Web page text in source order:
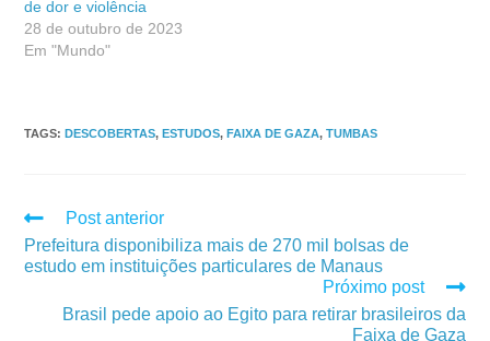
de dor e violência
28 de outubro de 2023
Em "Mundo"
TAGS:DESCOBERTAS, ESTUDOS, FAIXA DE GAZA, TUMBAS
Post anterior
Prefeitura disponibiliza mais de 270 mil bolsas de
estudo em instituições particulares de Manaus
Próximo post
Brasil pede apoio ao Egito para retirar brasileiros da
Faixa de Gaza